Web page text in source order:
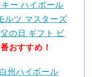
ー ハイボール
ルツ マスターズ
の日 ギフト ビ
おすすめ！
州ハイボール